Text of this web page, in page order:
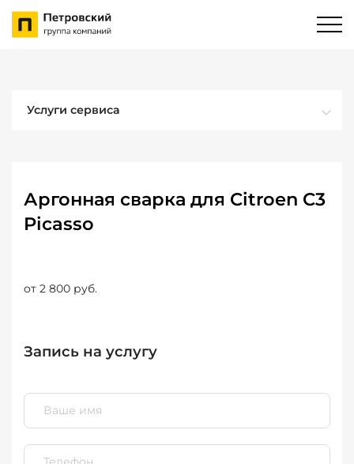
Услуги сервиса
Аргонная сварка для Citroen C3
Picasso
от 2 800 руб.
Запись на услугу